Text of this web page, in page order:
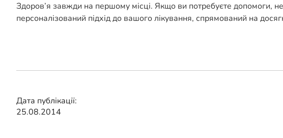
Здоров’я завжди на першому місці. Якщо ви потребуєте допомоги,
персоналізований підхід до вашого лікування, спрямований на
Дата публікації:
25.08.2014